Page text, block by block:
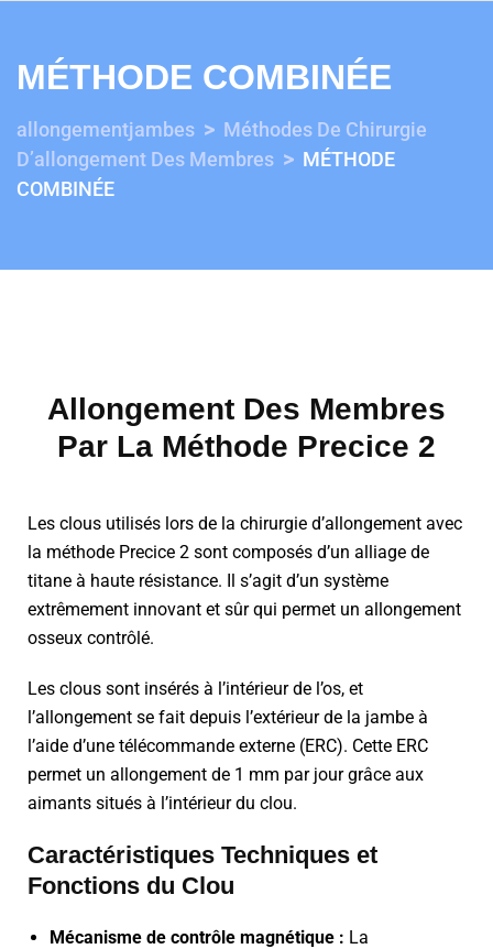
MÉTHODE COMBINÉE
allongementjambes > Méthodes De Chirurgie
D’allongement Des Membres > MÉTHODE
COMBINÉE
Allongement Des Membres
Par La Méthode Precice 2
Les clous utilisés lors de la chirurgie d’allongement avec
la méthode Precice 2 sont composés d’un alliage de
titane à haute résistance. Il s’agit d’un système
extrêmement innovant et sûr qui permet un allongement
osseux contrôlé.
Les clous sont insérés à l’intérieur de l’os, et
l’allongement se fait depuis l’extérieur de la jambe à
l’aide d’une télécommande externe (ERC). Cette ERC
permet un allongement de 1 mm par jour grâce aux
aimants situés à l’intérieur du clou.
Caractéristiques Techniques et
Fonctions du Clou
Mécanisme de contrôle magnétique : La